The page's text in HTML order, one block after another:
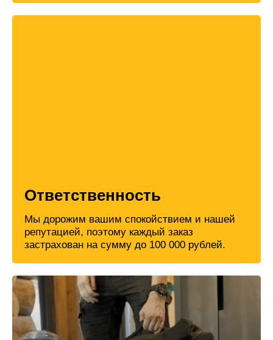
Ответственность
Мы дорожим вашим спокойствием и нашей
репутацией, поэтому каждый заказ
застрахован на сумму до 100 000 рублей.